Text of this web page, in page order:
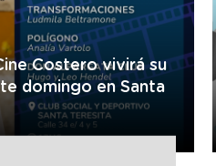
Costero vivirá su
domingo en Santa